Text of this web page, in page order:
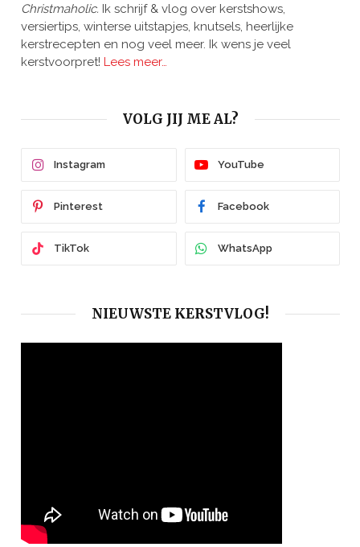
Christmaholic. Ik schrijf & vlog over kerstshows,
versiertips, winterse uitstapjes, knutsels, heerlijke
kerstrecepten en nog veel meer. Ik wens je veel
kerstvoorpret! Lees meer…
VOLG JIJ ME AL?
Instagram YouTube
Pinterest Facebook
TikTok WhatsApp
NIEUWSTE KERSTVLOG!